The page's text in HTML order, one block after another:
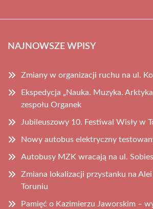
NAJNOWSZE WPISY
Zmiany w organizacji ruchu na ul.
Ekspedycja „Nauka. Muzyka.
zespołu Organek
Jubileuszowy 10. Festiwal Wisły w
Nowy autobus elektryczny
Autobusy MZK wracają na ul.
Zmiana lokalizacji przystanku na
Toruniu
Pamięć o Kazimierzu Jaworskim –